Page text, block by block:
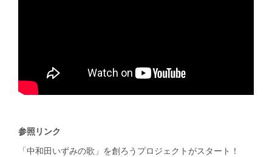
参照リンク
「中和田いずみの歌」を創ろうプロジェクトがスタート！